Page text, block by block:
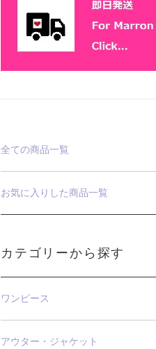
全ての商品一覧
お気に入りした商品一覧
カテゴリーから探す
ワンピース
アウター・ジャケット